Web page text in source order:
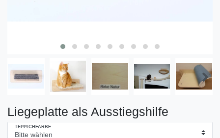
Liegeplatte als Ausstiegshilfe
TEPPICHFARBE